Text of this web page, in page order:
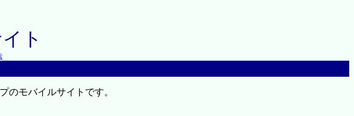
ト
のモバイルサイトです。